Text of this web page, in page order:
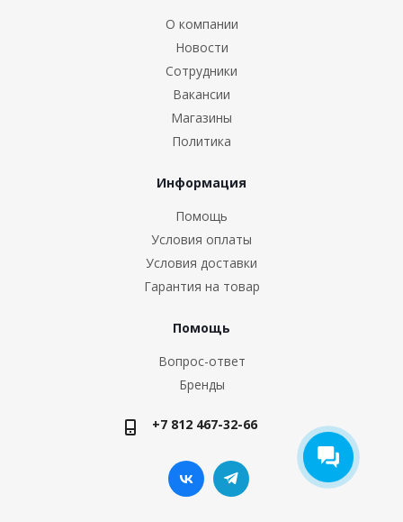
О компании
Новости
Сотрудники
Вакансии
Магазины
Политика
Информация
Помощь
Условия оплаты
Условия доставки
Гарантия на товар
Помощь
Вопрос-ответ
Бренды
+7 812 467-32-66